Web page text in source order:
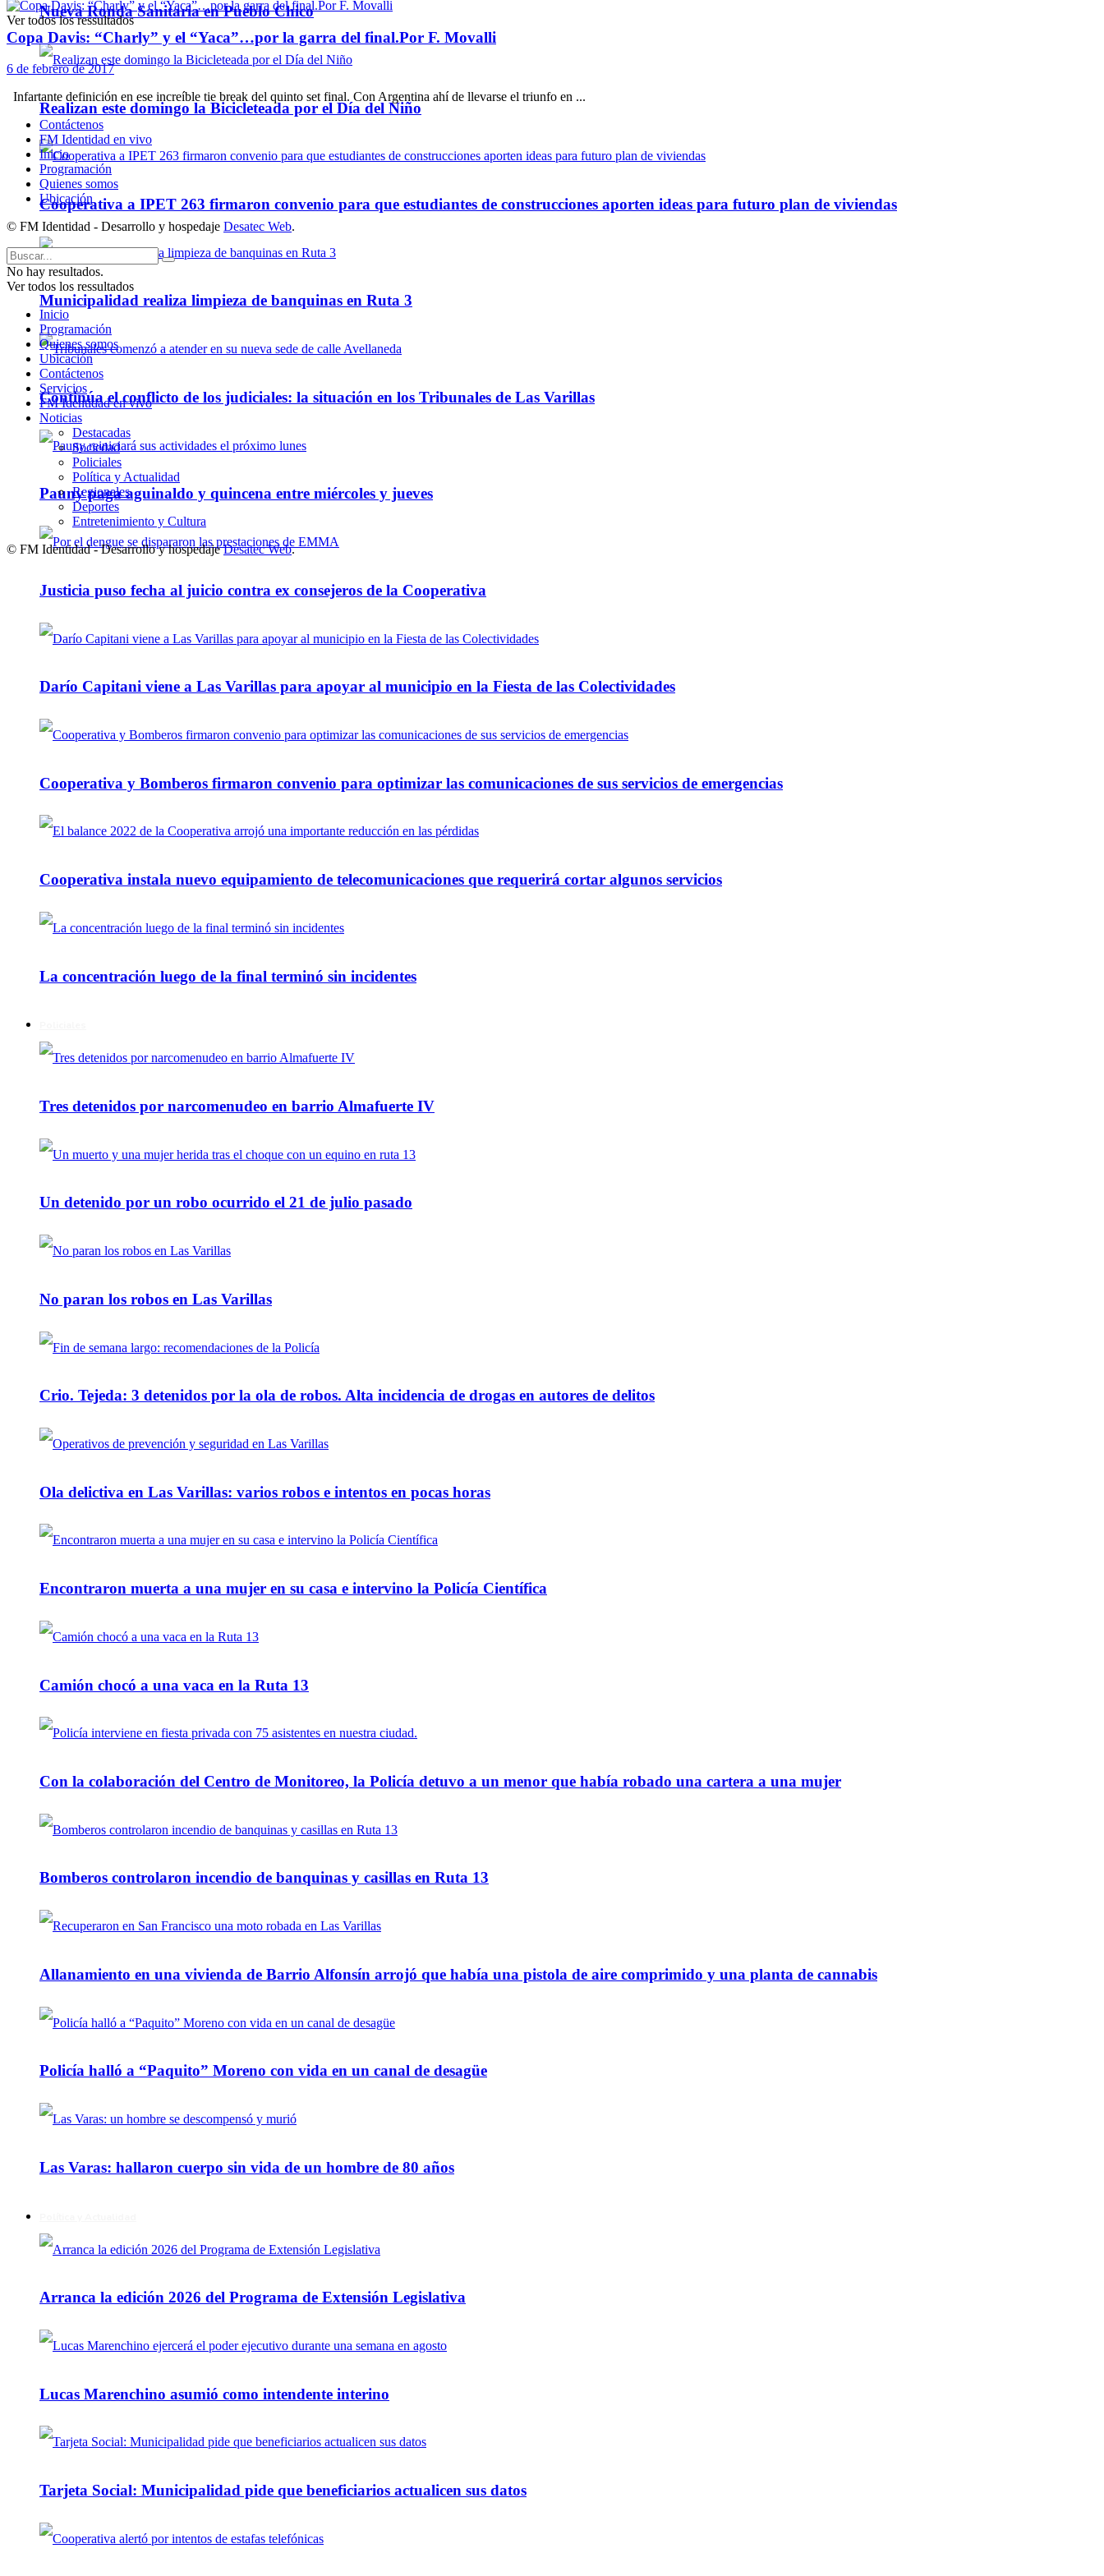
Nueva Ronda Sanitaria en Pueblo Chico
Realizan este domingo la Bicicleteada por el Día del Niño
Cooperativa a IPET 263 firmaron convenio para que estudiantes de construcciones aporten ideas para futuro plan de viviendas
Municipalidad realiza limpieza de banquinas en Ruta 3
Continúa el conflicto de los judiciales: la situación en los Tribunales de Las Varillas
Pauny paga aguinaldo y quincena entre miércoles y jueves
Justicia puso fecha al juicio contra ex consejeros de la Cooperativa
Darío Capitani viene a Las Varillas para apoyar al municipio en la Fiesta de las Colectividades
Cooperativa y Bomberos firmaron convenio para optimizar las comunicaciones de sus servicios de emergencias
Cooperativa instala nuevo equipamiento de telecomunicaciones que requerirá cortar algunos servicios
La concentración luego de la final terminó sin incidentes
Tres detenidos por narcomenudeo en barrio Almafuerte IV
Un detenido por un robo ocurrido el 21 de julio pasado
No paran los robos en Las Varillas
Crio. Tejeda: 3 detenidos por la ola de robos. Alta incidencia de drogas en autores de delitos
Ola delictiva en Las Varillas: varios robos e intentos en pocas horas
Encontraron muerta a una mujer en su casa e intervino la Policía Científica
Camión chocó a una vaca en la Ruta 13
Con la colaboración del Centro de Monitoreo, la Policía detuvo a un menor que había robado una cartera a una mujer
Bomberos controlaron incendio de banquinas y casillas en Ruta 13
Allanamiento en una vivienda de Barrio Alfonsín arrojó que había una pistola de aire comprimido y una planta de cannabis
Policía halló a “Paquito” Moreno con vida en un canal de desagüe
Las Varas: hallaron cuerpo sin vida de un hombre de 80 años
Arranca la edición 2026 del Programa de Extensión Legislativa
Lucas Marenchino asumió como intendente interino
Tarjeta Social: Municipalidad pide que beneficiarios actualicen sus datos
Ver todos los ressultados
Copa Davis: “Charly” y el “Yaca”…por la garra del final.Por F. Movalli
6 de febrero de 2017
Infartante definición en ese increíble tie break del quinto set final. Con Argentina ahí de llevarse el triunfo en ...
Contáctenos
FM Identidad en vivo
Inicio
Programación
Quienes somos
Ubicación
© FM Identidad - Desarrollo y hospedaje Desatec Web.
No hay resultados.
Ver todos los ressultados
Inicio
Programación
Quienes somos
Ubicación
Contáctenos
Servicios
FM Identidad en vivo
Noticias
Destacadas
Sociedad
Policiales
Política y Actualidad
Regionales
Deportes
Entretenimiento y Cultura
© FM Identidad - Desarrollo y hospedajeDesatec Web.